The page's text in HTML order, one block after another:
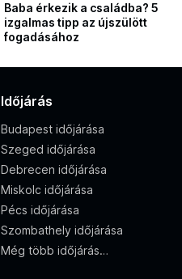
Baba érkezik a családba? 5
izgalmas tipp az újszülött
fogadásához
Időjárás
Budapest időjárása
Szeged időjárása
Debrecen időjárása
Miskolc időjárása
Pécs időjárása
Szombathely időjárása
Még több időjárás…